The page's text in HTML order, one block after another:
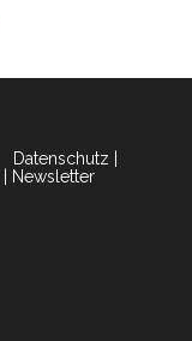
Datenschutz
Newsletter